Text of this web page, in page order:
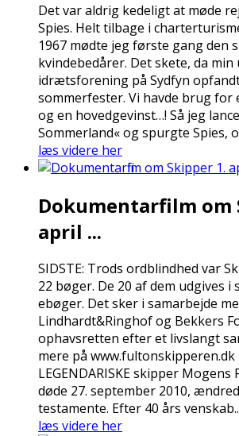
Det var aldrig kedeligt at møde
Spies. Helt tilbage i
1967 mødte jeg første gang den
kvindebedårer. Det skete, da min
idrætsforening på Sydfyn
sommerfester. Vi havde brug
og en hovedgevinst…! Så jeg
Sommerland« og spurgte Spies,
læs videre her
Dokumentarfilm om
april ...
SIDSTE: Trods ordblindhed var
22 bøger. De 20 af dem udgives i
ebøger. Det sker i samarbejde
Lindhardt&Ringhof og Bekkers
ophavsretten efter et livslangt
mere på
LEGENDARISKE skipper Mogens
døde 27. september 2010,
testamente. Efter 40 års
læs videre her